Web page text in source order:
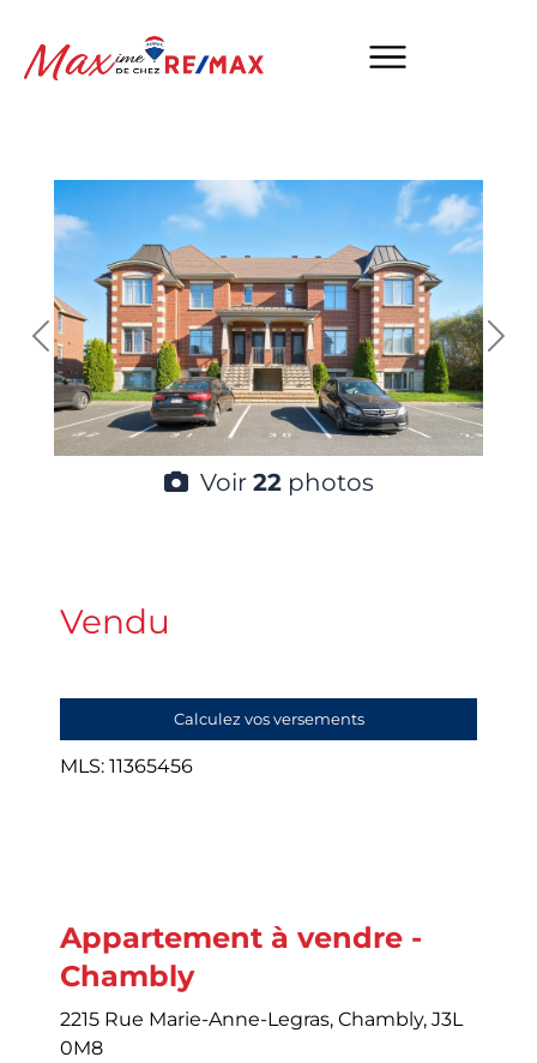
Voir 22photos
Vendu
Calculez vos versements
MLS: 11365456
Appartement à vendre -
Chambly
2215 Rue Marie-Anne-Legras, Chambly, J3L
0M8